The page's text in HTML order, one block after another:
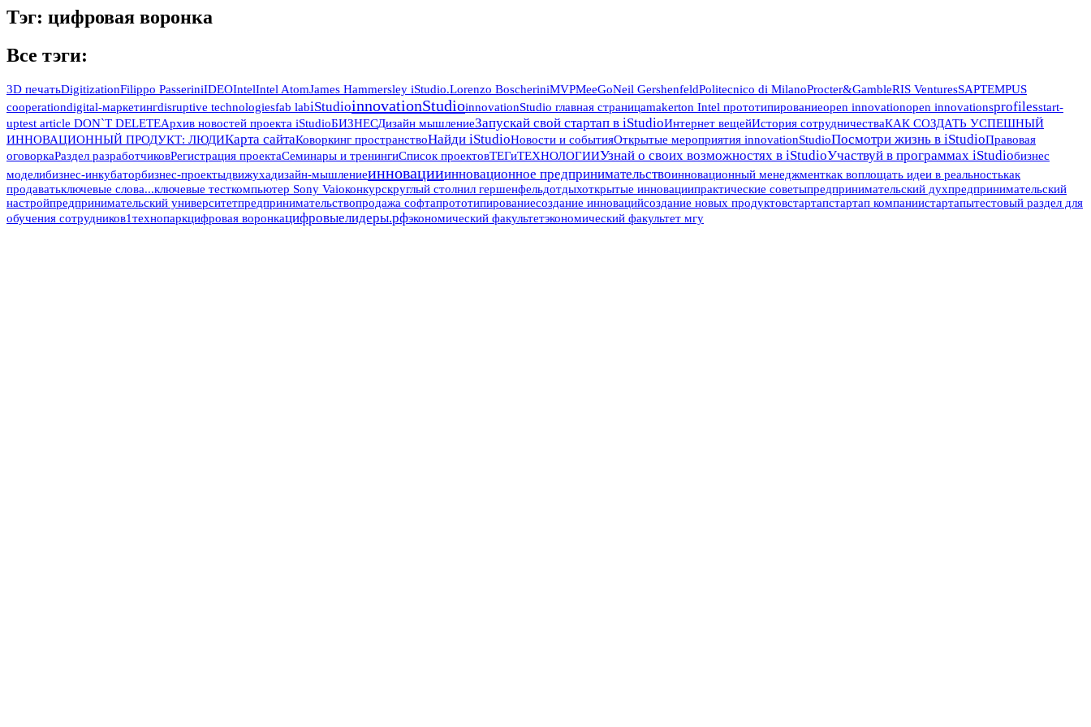
Тэг: цифровая воронка
Все тэги:
3D печатьDigitizationFilippo PasseriniIDEOIntelIntel AtomJames Hammersley iStudio.Lorenzo BoscheriniMVPMeeGoNeil GershenfeldPolitecnico di MilanoProcter&GambleRIS VenturesSAPTEMPUS
cooperationdigital-маркетингdisruptive technologiesfab labiStudioinnovationStudioinnovationStudio главная страницаmakerton Intel прототипированиеopen innovationopen innovationsprofilesstart-
uptest article DON`T DELETEАрхив новостей проекта iStudioБИЗНЕСДизайн мышлениеЗапускай свой стартап в iStudioИнтернет вещейИстория сотрудничестваКАК СОЗДАТЬ УСПЕШНЫЙ
ИННОВАЦИОННЫЙ ПРОДУКТ: ЛЮДИКарта сайтаКоворкинг пространствоНайди iStudioНовости и событияОткрытые мероприятия innovationStudioПосмотри жизнь в iStudioПравовая
оговоркаРаздел разработчиковРегистрация проектаСеминары и тренингиСписок проектовТЕГиТЕХНОЛОГИИУзнай о своих возможностях в iStudioУчаствуй в программах iStudioбизнес
моделибизнес-инкубаторбизнес-проектыдвижухадизайн-мышлениеинновацииинновационное предпринимательствоинновационный менеджменткак воплощать идеи в реальностькак
продаватьключевые слова...ключевые тесткомпьютер Sony Vaioконкурскруглый столнил гершенфельдотдыхоткрытые инновациипрактические советыпредпринимательский духпредпринимательский
настройпредпринимательский университетпредпринимательствопродажа софтапрототипированиесоздание инновацийсоздание новых продуктовстартапстартап компаниистартапытестовый раздел для
обучения сотрудников1технопаркцифровая воронкацифровыелидеры.рфэкономический факультетэкономический факультет мгу